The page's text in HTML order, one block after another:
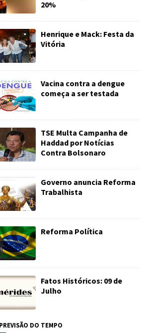
20%
Henrique e Mack: Festa da
Vitória
Vacina contra a dengue
começa a ser testada
TSE Multa Campanha de
Haddad por Notícias
Contra Bolsonaro
Governo anuncia Reforma
Trabalhista
Reforma Política
Fatos Históricos: 09 de
Julho
DO TEMPO